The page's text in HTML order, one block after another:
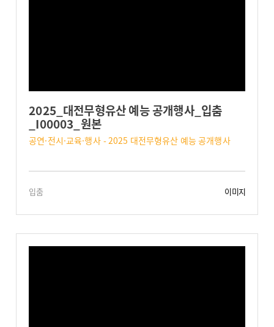
2025_대전무형유산 예능 공개행사_입춤
_I00003_원본
공연·전시·교육·행사 - 2025 대전무형유산 예능 공개행사
입춤 이미지